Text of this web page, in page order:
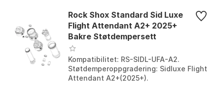
Rock Shox Standard Sid Luxe
Flight Attendant A2+ 2025+
Bakre Støtdempersett
Kompatibilitet: RS-SIDL-UFA-A2.
Støtdemperoppgradering: Sidluxe Flight
Attendant A2+(2025+).